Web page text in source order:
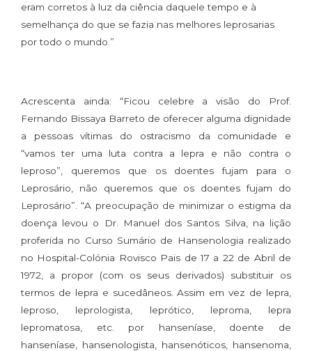
eram corretos à luz da ciência daquele tempo e à
semelhança do que se fazia nas melhores leprosarias
por todo o mundo.”
Acrescenta ainda: “Ficou celebre a visão do Prof.
Fernando Bissaya Barreto de oferecer alguma dignidade
a pessoas vítimas do ostracismo da comunidade e
“vamos ter uma luta contra a lepra e não contra o
leproso”, queremos que os doentes fujam para o
Leprosário, não queremos que os doentes fujam do
Leprosário”. “A preocupação de minimizar o estigma da
doença levou o Dr. Manuel dos Santos Silva, na lição
proferida no Curso Sumário de Hansenologia realizado
no Hospital-Colónia Rovisco Pais de 17 a 22 de Abril de
1972, a propor (com os seus derivados) substituir os
termos de lepra e sucedâneos. Assim em vez de lepra,
leproso, leprologista, leprótico, leproma, lepra
lepromatosa, etc. por hanseníase, doente de
hanseníase, hansenologista, hansenóticos, hansenoma,